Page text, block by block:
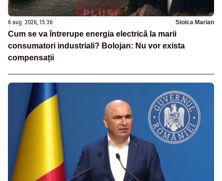
6 aug. 2026, 15:36 Stoica Marian
Cum se va întrerupe energia electrică la marii
consumatori industriali? Bolojan: Nu vor exista
compensații